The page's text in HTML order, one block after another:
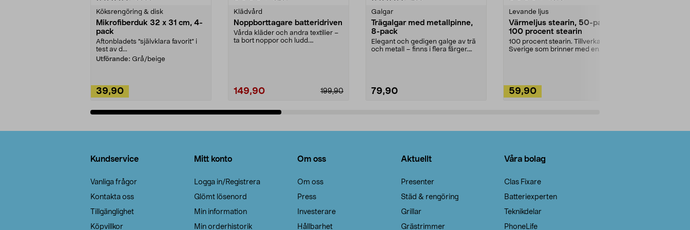
Köksrengöring & disk
Mikrofiberduk 32 x 31 cm, 4-
pack
Aftonbladets "självklara favorit” i
test av d...
Utförande: Grå/beige
39,90
Klädvård
Noppborttagare batteridriven
Vårda kläder och andra textilier –
ta bort noppor och ludd.
199,90
149,90
Galgar
Trägalgar med metallpinne,
8-pack
Elegant och gedigen galge av trä
och metall – finns i flera färger.
79,90
Levande ljus
Värmeljus stearin, 50-pack,
100 procent stearin
100 procent stearin. Tillverkade i
Sverige som brinner med en
59,90
Kundservice
Vanliga frågor
Kontakta oss
Tillgänglighet
Köpvillkor
Mitt konto
Logga in/Registrera
Glömt lösenord
Min information
Min orderhistorik
Om oss
Om oss
Press
Investerare
Hållbarhet
Aktuellt
Presenter
Städ & rengöring
Grillar
Grästrimmer
Våra bolag
Clas Fixare
Batteriexperten
Teknikdelar
PhoneLife